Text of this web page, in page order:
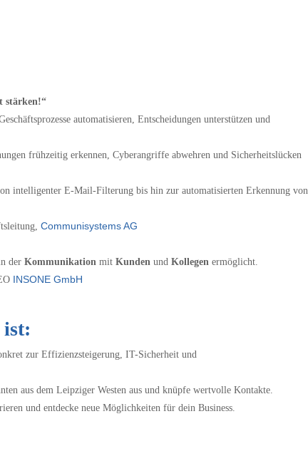
stärken!“
automatisieren, Entscheidungen unterstützen und
frühzeitig erkennen, Cyberangriffe abwehren und Sicherheitslücken
intelligenter E-Mail-Filterung bis hin zur automatisierten Erkennung von
Communisystems AG
der Kommunikation mit Kunden und Kollegen ermöglicht.
INSONE GmbH
ist:
zur Effizienzsteigerung, IT-Sicherheit und
aus dem Leipziger Westen aus und knüpfe wertvolle Kontakte.
und entdecke neue Möglichkeiten für dein Business.